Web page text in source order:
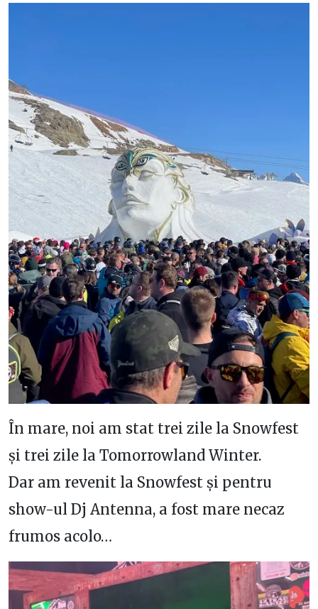
În mare, noi am stat trei zile la Snowfest
și trei zile la Tomorrowland Winter.
Dar am revenit la Snowfest și pentru
show-ul Dj Antenna, a fost mare necaz
frumos acolo…